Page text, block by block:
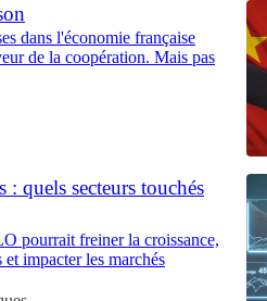
dans l'économie française
de la coopération. Mais pas
quels secteurs touchés
pourrait freiner la croissance,
impacter les marchés